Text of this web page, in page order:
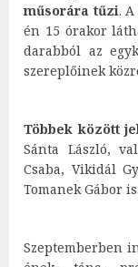
műsorára tűzi.
én 15 órakor
darabból az
szereplőinek
Többek között
Sánta László,
Csaba, Vikidál
Tomanek Gábor is.
Szeptemberben